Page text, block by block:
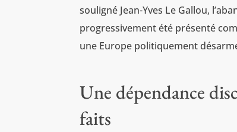
souligné Jean-Yves Le Gallou,
progressivement été présenté
une Europe politiquement
Une dépendance
faits